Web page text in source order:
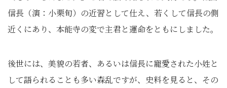
信長（演：小栗旬）の近習として仕え、若くして信長の側
近くにあり、本能寺の変で主君と運命をともにしました。
後世には、美貌の若者、あるいは信長に寵愛された小姓と
して語られることも多い森乱ですが、史料を見ると、その